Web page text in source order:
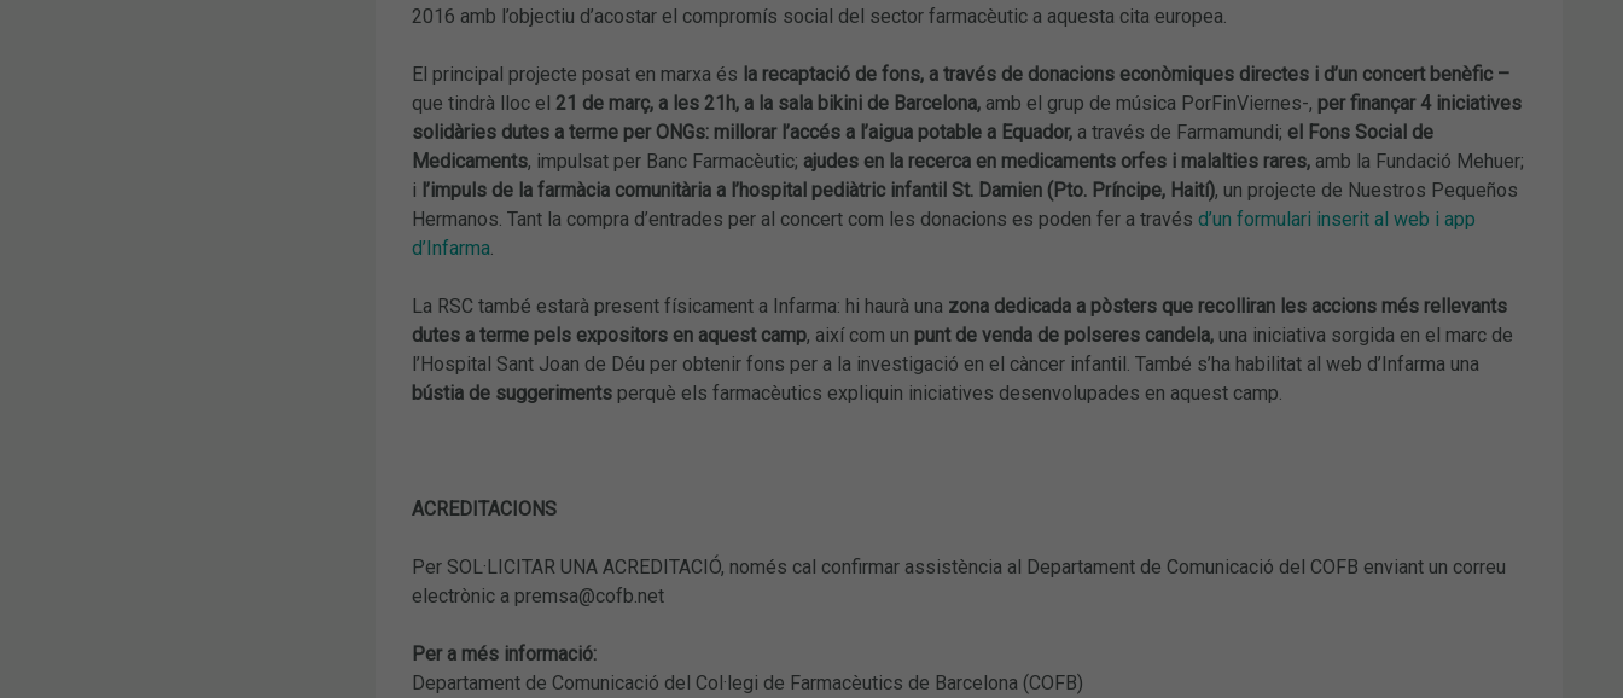
2016 amb l’objectiu d’acostar el compromís social del sector farmacèutic a aquesta cita europea.
El principal projecte posat en marxa és la recaptació de fons, a través de donacions econòmiques directes i d’un concert benèfic –
que tindrà lloc el 21 de març, a les 21h, a la sala bikini de Barcelona, amb el grup de música PorFinViernes-, per finançar 4 iniciatives
solidàries dutes a terme per ONGs: millorar l’accés a l’aigua potable a Equador, a través de Farmamundi; el Fons Social de
Medicaments, impulsat per Banc Farmacèutic; ajudes en la recerca en medicaments orfes i malalties rares, amb la Fundació Mehuer;
i l’impuls de la farmàcia comunitària a l’hospital pediàtric infantil St. Damien (Pto. Príncipe, Haití), un projecte de Nuestros Pequeños
Hermanos. Tant la compra d’entrades per al concert com les donacions es poden fer a través d’un formulari inserit al web i app
d’Infarma.
La RSC també estarà present físicament a Infarma: hi haurà una zona dedicada a pòsters que recolliran les accions més rellevants
dutes a terme pels expositors en aquest camp, així com un punt de venda de polseres candela, una iniciativa sorgida en el marc de
l’Hospital Sant Joan de Déu per obtenir fons per a la investigació en el càncer infantil. També s’ha habilitat al web d’Infarma una
bústia de suggeriments perquè els farmacèutics expliquin iniciatives desenvolupades en aquest camp.
ACREDITACIONS
Per SOL·LICITAR UNA ACREDITACIÓ, només cal confirmar assistència al Departament de Comunicació del COFB enviant un correu
electrònic a premsa@cofb.net
Per a més informació:
Departament de Comunicació del Col·legi de Farmacèutics de Barcelona (COFB)